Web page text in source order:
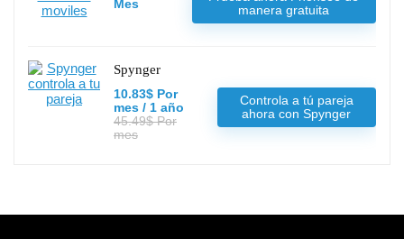
Mes
manera gratuita
Spynger
10.83$ Por
mes / 1 año
45.49$ Por
mes
Controla a tú pareja
ahora con Spynger